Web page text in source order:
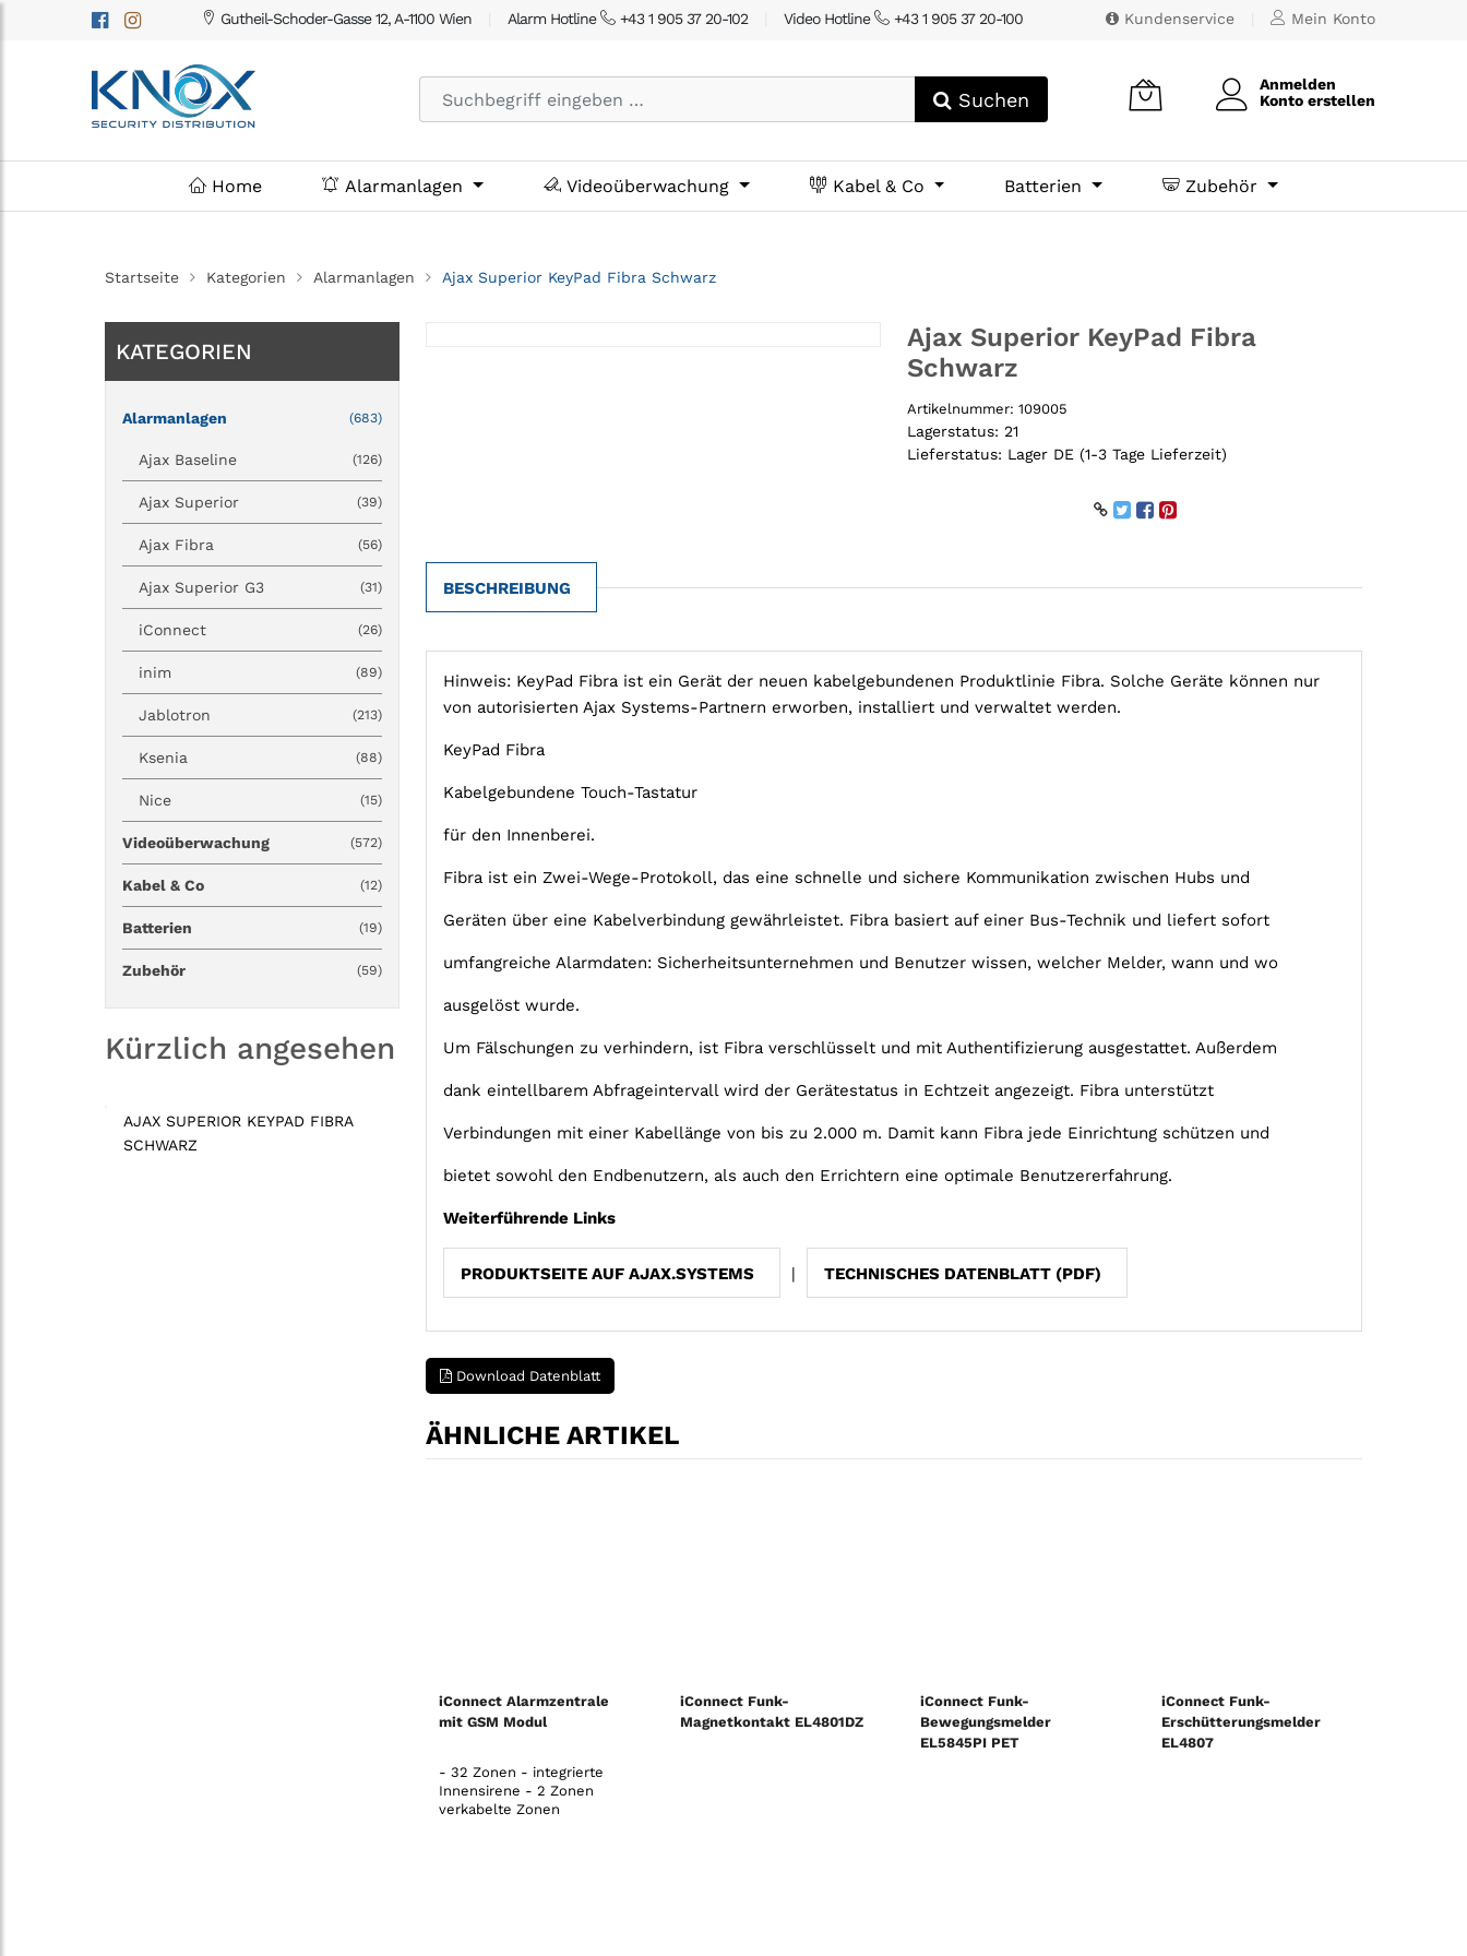
Gutheil-Schoder-Gasse 12, A-1100 Wien Alarm Hotline +43 1 905 37 20-102 Video Hotline +43 1 905 37 20-100 Kundenservice Mein Konto
Suchen
Anmelden
Konto erstellen
Home Alarmanlagen Videoüberwachung Kabel & Co Batterien Zubehör
Startseite Kategorien Alarmanlagen Ajax Superior KeyPad Fibra Schwarz
KATEGORIEN
Alarmanlagen (683)
Ajax Baseline (126)
Ajax Superior (39)
Ajax Fibra (56)
Ajax Superior G3 (31)
iConnect (26)
inim (89)
Jablotron (213)
Ksenia (88)
Nice (15)
Videoüberwachung (572)
Kabel & Co (12)
Batterien (19)
Zubehör (59)
Kürzlich angesehen
AJAX SUPERIOR KEYPAD FIBRA
SCHWARZ
Ajax Superior KeyPad Fibra
Schwarz
Artikelnummer: 109005
Lagerstatus: 21
Lieferstatus: Lager DE (1-3 Tage Lieferzeit)
BESCHREIBUNG
Hinweis: KeyPad Fibra ist ein Gerät der neuen kabelgebundenen Produktlinie Fibra. Solche Geräte können nur
von autorisierten Ajax Systems-Partnern erworben, installiert und verwaltet werden.
KeyPad Fibra
Kabelgebundene Touch-Tastatur
für den Innenberei.
Fibra ist ein Zwei-Wege-Protokoll, das eine schnelle und sichere Kommunikation zwischen Hubs und
Geräten über eine Kabelverbindung gewährleistet. Fibra basiert auf einer Bus-Technik und liefert sofort
umfangreiche Alarmdaten: Sicherheitsunternehmen und Benutzer wissen, welcher Melder, wann und wo
ausgelöst wurde.
Um Fälschungen zu verhindern, ist Fibra verschlüsselt und mit Authentifizierung ausgestattet. Außerdem
dank eintellbarem Abfrageintervall wird der Gerätestatus in Echtzeit angezeigt. Fibra unterstützt
Verbindungen mit einer Kabellänge von bis zu 2.000 m. Damit kann Fibra jede Einrichtung schützen und
bietet sowohl den Endbenutzern, als auch den Errichtern eine optimale Benutzererfahrung.
Weiterführende Links
PRODUKTSEITE AUF AJAX.SYSTEMS | TECHNISCHES DATENBLATT (PDF)
Download Datenblatt
ÄHNLICHE ARTIKEL
iConnect Alarmzentrale
mit GSM Modul
- 32 Zonen - integrierte
Innensirene - 2 Zonen
verkabelte Zonen
iConnect Funk-
Magnetkontakt EL4801DZ
iConnect Funk-
Bewegungsmelder
EL5845PI PET
iConnect Funk-
Erschütterungsmelder
EL4807